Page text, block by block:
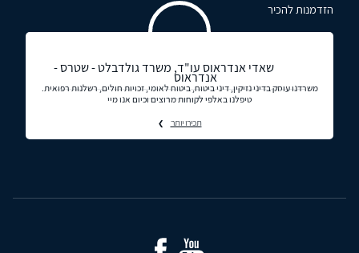
הזדמנות להכיר
שאדי אנדראוס עו"ד, משרד גולדבלט - שטרס -
אנדראוס
משרדנו עוסק בדיני נזיקין, דיני ביטוח, ביטוח לאומי, זכויות חולים, רשלנות רפואית.
טיפלנו באלפי לקוחות מרוצים וכיום אנו מיי
תכירו יותר